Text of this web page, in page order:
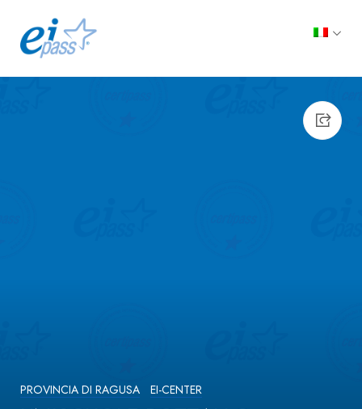
PROVINCIA DI RAGUSA EI-CENTER